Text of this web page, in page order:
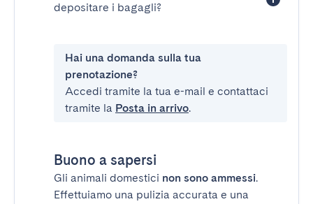
depositare i bagagli?
Hai una domanda sulla tua
prenotazione?
Accedi tramite la tua e-mail e contattaci
tramite la Posta in arrivo.
Buono a sapersi
Gli animali domestici non sono ammessi.
Effettuiamo una pulizia accurata e una